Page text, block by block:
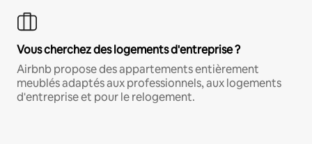
Vous cherchez des logements d'entreprise ?
Airbnb propose des appartements entièrement
meublés adaptés aux professionnels, aux logements
d'entreprise et pour le relogement.